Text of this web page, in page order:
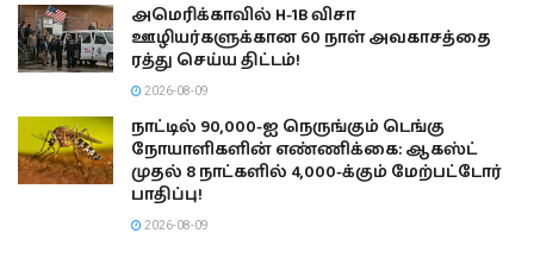
அமெரிக்காவில் H-1B விசா
ஊழியர்களுக்கான 60 நாள் அவகாசத்தை
ரத்து செய்ய திட்டம்!
2026-08-09
நாட்டில் 90,000-ஐ நெருங்கும் டெங்கு
நோயாளிகளின் எண்ணிக்கை: ஆகஸ்ட்
முதல் 8 நாட்களில் 4,000-க்கும் மேற்பட்டோர்
பாதிப்பு!
2026-08-09